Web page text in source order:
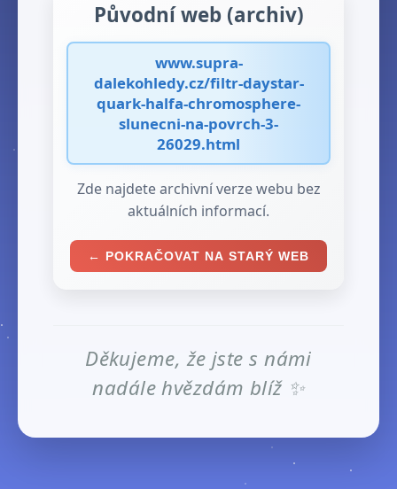
Původní web (archiv)
www.supra-
dalekohledy.cz/filtr-daystar-
quark-halfa-chromosphere-
slunecni-na-povrch-3-
26029.html
Zde najdete archivní verze webu bez
aktuálních informací.
← POKRAČOVAT NA STARÝ WEB
Děkujeme, že jste s námi
nadále hvězdám blíž ✨